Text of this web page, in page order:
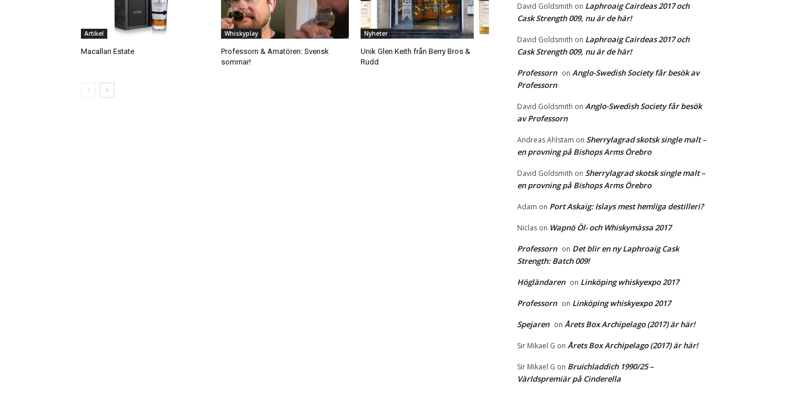
Artikel
Macallan Estate
Whiskyplay
Professorn & Amatören: Svensk
sommar!
Nyheter
Unik Glen Keith från Berry Bros &
Rudd
David Goldsmith on Laphroaig Cairdeas 2017 och
Cask Strength 009, nu är de här!
David Goldsmith on Laphroaig Cairdeas 2017 och
Cask Strength 009, nu är de här!
Professorn on Anglo-Swedish Society får besök av
Professorn
David Goldsmith on Anglo-Swedish Society får besök
av Professorn
Andreas Ahlstam on Sherrylagrad skotsk single malt –
en provning på Bishops Arms Örebro
David Goldsmith on Sherrylagrad skotsk single malt –
en provning på Bishops Arms Örebro
Adam on Port Askaig: Islays mest hemliga destilleri?
Niclas on Wapnö Öl- och Whiskymässa 2017
Professorn on Det blir en ny Laphroaig Cask
Strength: Batch 009!
Högländaren on Linköping whiskyexpo 2017
Professorn on Linköping whiskyexpo 2017
Spejaren on Årets Box Archipelago (2017) är här!
Sir Mikael G on Årets Box Archipelago (2017) är här!
Sir Mikael G on Bruichladdich 1990/25 –
Världspremiär på Cinderella